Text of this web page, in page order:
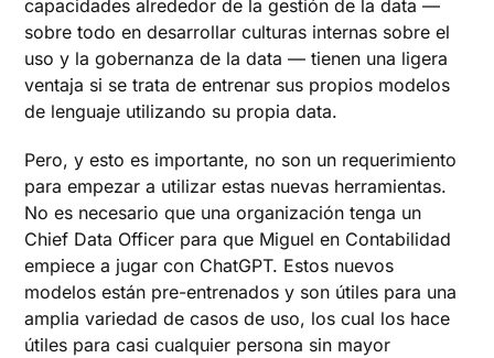
capacidades alrededor de la gestión de la data —
sobre todo en desarrollar culturas internas sobre el
uso y la gobernanza de la data — tienen una ligera
ventaja si se trata de entrenar sus propios modelos
de lenguaje utilizando su propia data.
Pero, y esto es importante, no son un requerimiento
para empezar a utilizar estas nuevas herramientas.
No es necesario que una organización tenga un
Chief Data Officer para que Miguel en Contabilidad
empiece a jugar con ChatGPT. Estos nuevos
modelos están pre-entrenados y son útiles para una
amplia variedad de casos de uso, los cual los hace
útiles para casi cualquier persona sin mayor